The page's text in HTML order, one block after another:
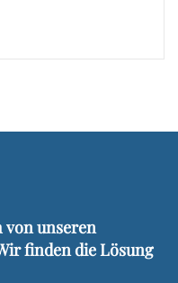
von unseren
finden die Lösung